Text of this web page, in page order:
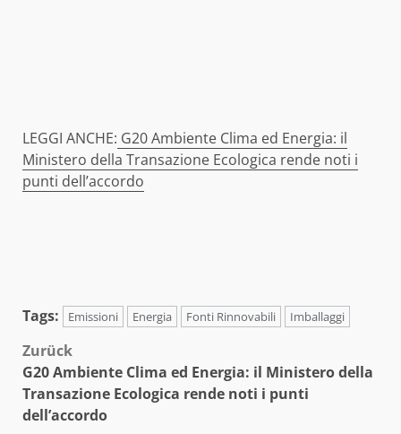
LEGGI ANCHE: G20 Ambiente Clima ed Energia: il
Ministero della Transazione Ecologica rende noti i
punti dell’accordo
Tags: Emissioni Energia Fonti Rinnovabili Imballaggi
Beitragsnavigation
Zurück
G20 Ambiente Clima ed Energia: il Ministero della
Transazione Ecologica rende noti i punti
dell’accordo